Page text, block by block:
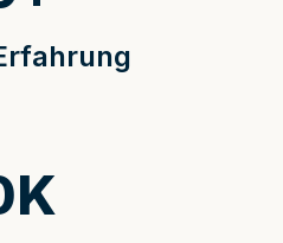
K